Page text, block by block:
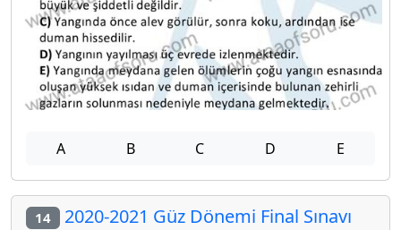
A B C D E
14 2020-2021 Güz Dönemi Final Sınavı